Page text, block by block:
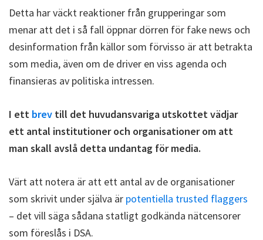
Detta har väckt reaktioner från grupperingar som
menar att det i så fall öppnar dörren för fake news och
desinformation från källor som förvisso är att betrakta
som media, även om de driver en viss agenda och
finansieras av politiska intressen.
I ett brev till det huvudansvariga utskottet vädjar
ett antal institutioner och organisationer om att
man skall avslå detta undantag för media.
Värt att notera är att ett antal av de organisationer
som skrivit under själva är potentiella trusted flaggers
– det vill säga sådana statligt godkända nätcensorer
som föreslås i DSA.